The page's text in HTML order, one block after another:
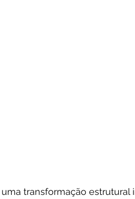
transformação estrutural